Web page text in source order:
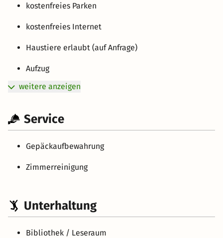
kostenfreies Parken
kostenfreies Internet
Haustiere erlaubt (auf Anfrage)
Aufzug
weitere anzeigen
Service
Gepäckaufbewahrung
Zimmerreinigung
Unterhaltung
Bibliothek / Leseraum